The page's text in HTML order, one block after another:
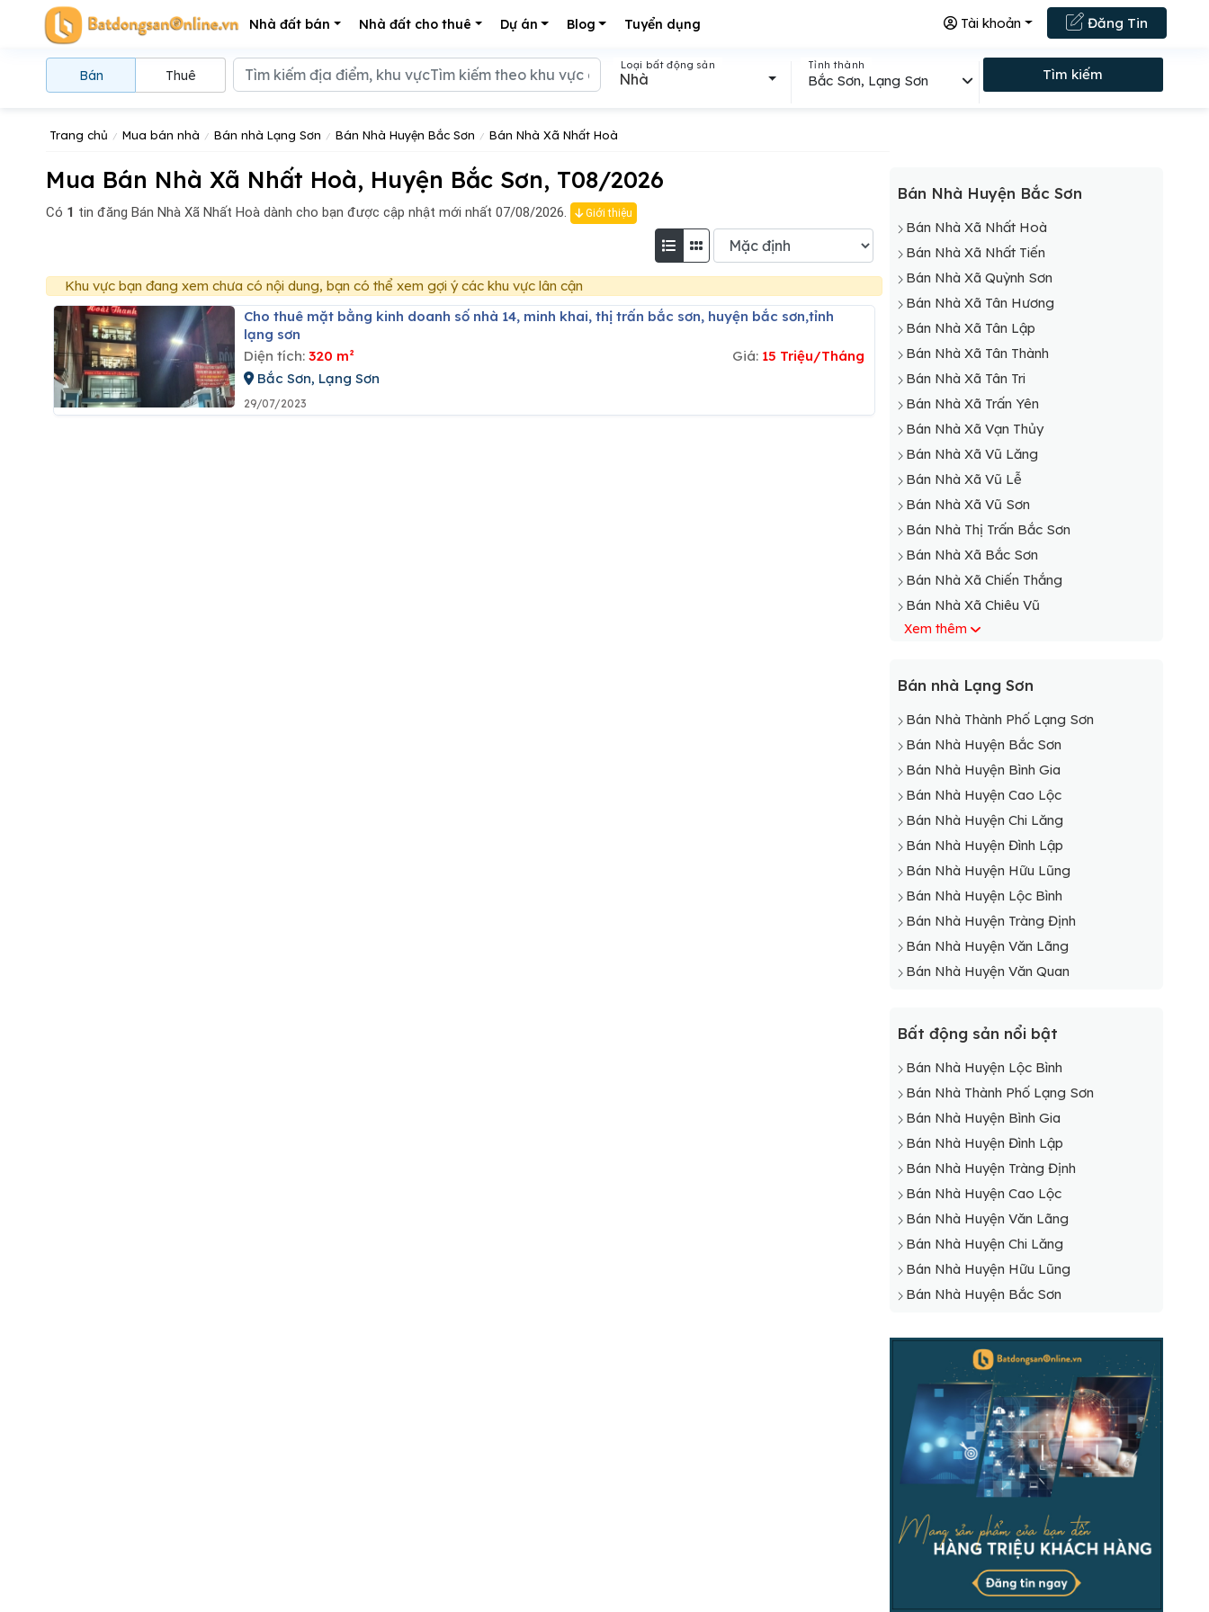
Nhà đất bán Nhà đất cho thuê Dự án Blog Tuyển dụng Đăng Tin
Tài khoản
Trang chủ Mua bán nhà Bán nhà Lạng Sơn Bán Nhà Huyện Bắc Sơn Bán Nhà Xã Nhất Hoà
Mua Bán Nhà Xã Nhất Hoà, Huyện Bắc Sơn, T08/2026
Có 1 tin đăng Bán Nhà Xã Nhất Hoà dành cho bạn được cập nhật mới nhất 07/08/2026. Giới thiệu
Khu vực bạn đang xem chưa có nội dung, bạn có thể xem gợi ý các khu vực lân cận
Cho thuê mặt bằng kinh doanh số nhà 14, minh khai, thị trấn bắc sơn, huyện bắc sơn,tỉnh
lạng sơn
Diện tích: 320 m² Giá: 15 Triệu/Tháng
Bắc Sơn, Lạng Sơn
29/07/2023
Bán Nhà Huyện Bắc Sơn
Bán Nhà Xã Nhất Hoà
Bán Nhà Xã Nhất Tiến
Bán Nhà Xã Quỳnh Sơn
Bán Nhà Xã Tân Hương
Bán Nhà Xã Tân Lập
Bán Nhà Xã Tân Thành
Bán Nhà Xã Tân Tri
Bán Nhà Xã Trấn Yên
Bán Nhà Xã Vạn Thủy
Bán Nhà Xã Vũ Lăng
Bán Nhà Xã Vũ Lễ
Bán Nhà Xã Vũ Sơn
Bán Nhà Thị Trấn Bắc Sơn
Bán Nhà Xã Bắc Sơn
Bán Nhà Xã Chiến Thắng
Bán Nhà Xã Chiêu Vũ
Bán Nhà Xã Đồng Ý
Bán Nhà Xã Hữu Vĩnh
Xem thêm
Bán nhà Lạng Sơn
Bán Nhà Thành Phố Lạng Sơn
Bán Nhà Huyện Bắc Sơn
Bán Nhà Huyện Bình Gia
Bán Nhà Huyện Cao Lộc
Bán Nhà Huyện Chi Lăng
Bán Nhà Huyện Đình Lập
Bán Nhà Huyện Hữu Lũng
Bán Nhà Huyện Lộc Bình
Bán Nhà Huyện Tràng Định
Bán Nhà Huyện Văn Lãng
Bán Nhà Huyện Văn Quan
Bất động sản nổi bật
Bán Nhà Huyện Lộc Bình
Bán Nhà Thành Phố Lạng Sơn
Bán Nhà Huyện Bình Gia
Bán Nhà Huyện Đình Lập
Bán Nhà Huyện Tràng Định
Bán Nhà Huyện Cao Lộc
Bán Nhà Huyện Văn Lãng
Bán Nhà Huyện Chi Lăng
Bán Nhà Huyện Hữu Lũng
Bán Nhà Huyện Bắc Sơn
Bán Thuê
Loại bất động sản
Nhà
Tỉnh thành
Bắc Sơn, Lạng Sơn Tìm kiếm